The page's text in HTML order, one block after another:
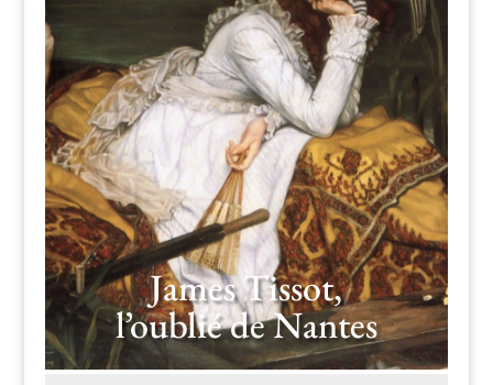
James Tissot,
l’oublié de Nantes